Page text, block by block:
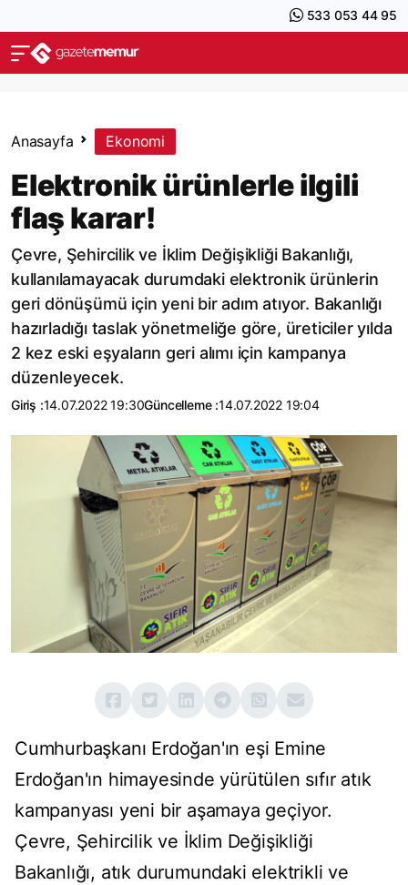
533 053 44 95
Anasayfa Ekonomi
Elektronik ürünlerle ilgili
flaş karar!
Çevre, Şehircilik ve İklim Değişikliği Bakanlığı,
kullanılamayacak durumdaki elektronik ürünlerin
geri dönüşümü için yeni bir adım atıyor. Bakanlığı
hazırladığı taslak yönetmeliğe göre, üreticiler yılda
2 kez eski eşyaların geri alımı için kampanya
düzenleyecek.
Giriş :14.07.2022 19:30Güncelleme :14.07.2022 19:04
Cumhurbaşkanı Erdoğan'ın eşi Emine
Erdoğan'ın himayesinde yürütülen sıfır atık
kampanyası yeni bir aşamaya geçiyor.
Çevre, Şehircilik ve İklim Değişikliği
Bakanlığı, atık durumundaki elektrikli ve